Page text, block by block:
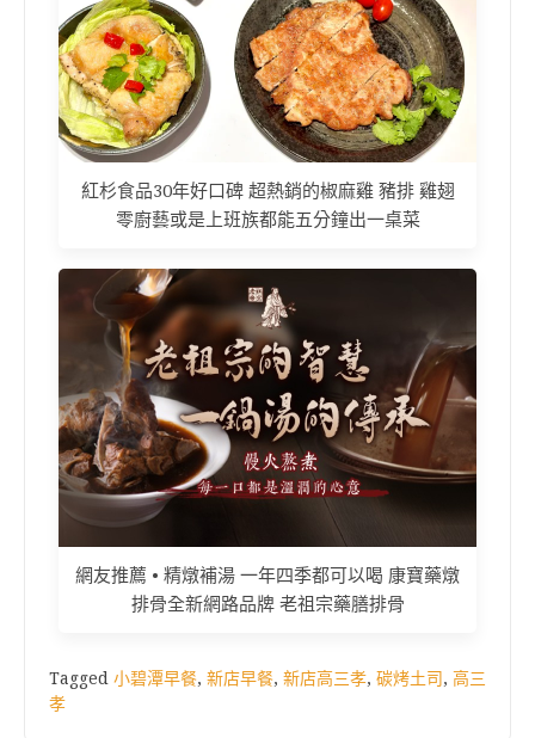
紅杉食品30年好口碑 超熱銷的椒麻雞 豬排 雞翅
零廚藝或是上班族都能五分鐘出一桌菜
網友推薦 • 精燉補湯 一年四季都可以喝 康寶藥燉
排骨全新網路品牌 老祖宗藥膳排骨
Tagged 小碧潭早餐, 新店早餐, 新店高三孝, 碳烤土司, 高三
孝